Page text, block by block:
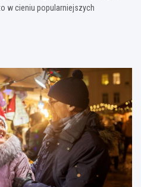
w cieniu popularniejszych